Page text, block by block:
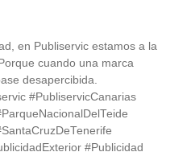
en Publiservic estamos a la
cuando una marca
desapercibida.
#PubliservicCanarias
#Publicidad